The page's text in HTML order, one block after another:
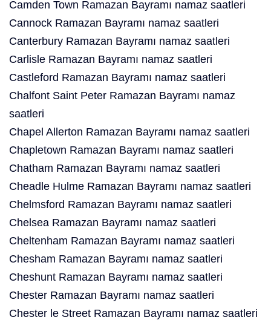
Camden Town Ramazan Bayramı namaz saatleri
Cannock Ramazan Bayramı namaz saatleri
Canterbury Ramazan Bayramı namaz saatleri
Carlisle Ramazan Bayramı namaz saatleri
Castleford Ramazan Bayramı namaz saatleri
Chalfont Saint Peter Ramazan Bayramı namaz
saatleri
Chapel Allerton Ramazan Bayramı namaz saatleri
Chapletown Ramazan Bayramı namaz saatleri
Chatham Ramazan Bayramı namaz saatleri
Cheadle Hulme Ramazan Bayramı namaz saatleri
Chelmsford Ramazan Bayramı namaz saatleri
Chelsea Ramazan Bayramı namaz saatleri
Cheltenham Ramazan Bayramı namaz saatleri
Chesham Ramazan Bayramı namaz saatleri
Cheshunt Ramazan Bayramı namaz saatleri
Chester Ramazan Bayramı namaz saatleri
Chester le Street Ramazan Bayramı namaz saatleri